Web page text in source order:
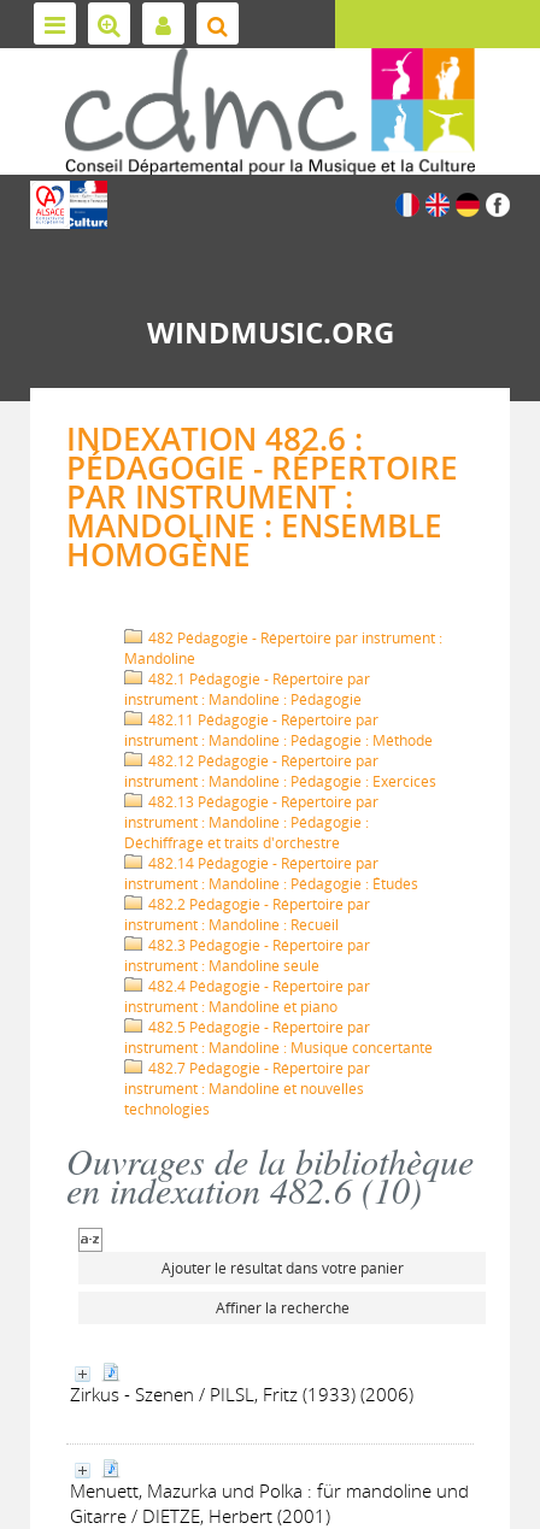
WINDMUSIC.ORG
INDEXATION 482.6 :
PÉDAGOGIE - RÉPERTOIRE
PAR INSTRUMENT :
MANDOLINE : ENSEMBLE
HOMOGÈNE
482 Pédagogie - Répertoire par instrument :
Mandoline
482.1 Pédagogie - Répertoire par
instrument : Mandoline : Pédagogie
482.11 Pédagogie - Répertoire par
instrument : Mandoline : Pédagogie : Méthode
482.12 Pédagogie - Répertoire par
instrument : Mandoline : Pédagogie : Exercices
482.13 Pédagogie - Répertoire par
instrument : Mandoline : Pédagogie :
Déchiffrage et traits d'orchestre
482.14 Pédagogie - Répertoire par
instrument : Mandoline : Pédagogie : Études
482.2 Pédagogie - Répertoire par
instrument : Mandoline : Recueil
482.3 Pédagogie - Répertoire par
instrument : Mandoline seule
482.4 Pédagogie - Répertoire par
instrument : Mandoline et piano
482.5 Pédagogie - Répertoire par
instrument : Mandoline : Musique concertante
482.7 Pédagogie - Répertoire par
instrument : Mandoline et nouvelles
technologies
Ouvrages de la bibliothèque
en indexation 482.6 (10)
Ajouter le résultat dans votre panier
Affiner la recherche
Zirkus - Szenen / PILSL, Fritz (1933) (2006)
Menuett, Mazurka und Polka : für mandoline und
Gitarre / DIETZE, Herbert (2001)